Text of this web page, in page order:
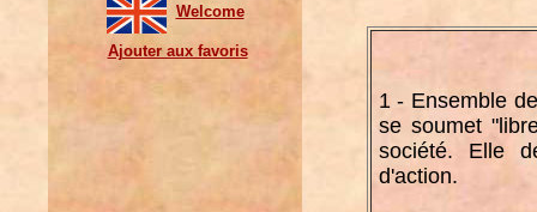
Welcome
Ajouter aux favoris
1 - Ensemble
se soumet
société. Elle
d'action.